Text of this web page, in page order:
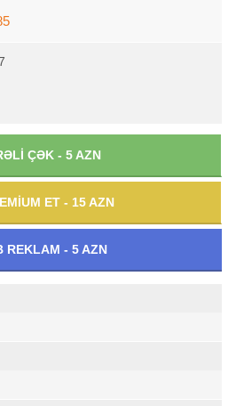
ÇƏK - 5 AZN
ET - 15 AZN
REKLAM - 5 AZN